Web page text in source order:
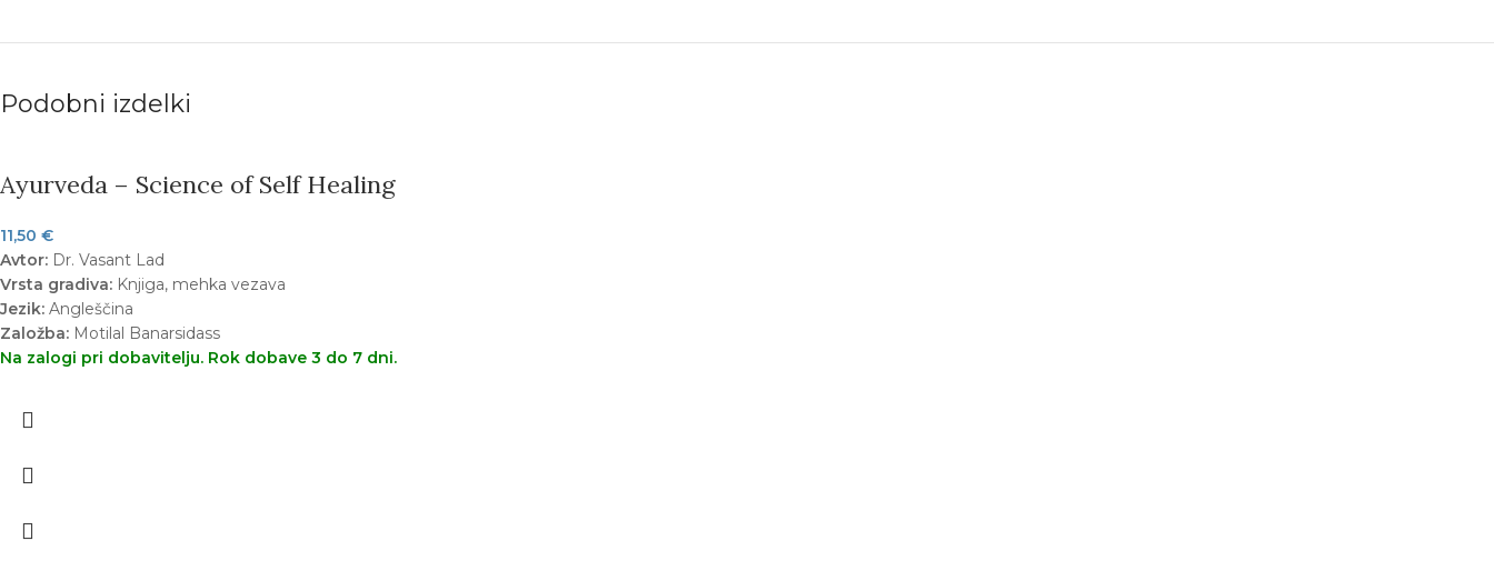
Podobni izdelki
Ayurveda – Science of Self Healing
11,50 €
Avtor: Dr. Vasant Lad
Vrsta gradiva: Knjiga, mehka vezava
Jezik: Angleščina
Založba: Motilal Banarsidass
Na zalogi pri dobavitelju. Rok dobave 3 do 7 dni.